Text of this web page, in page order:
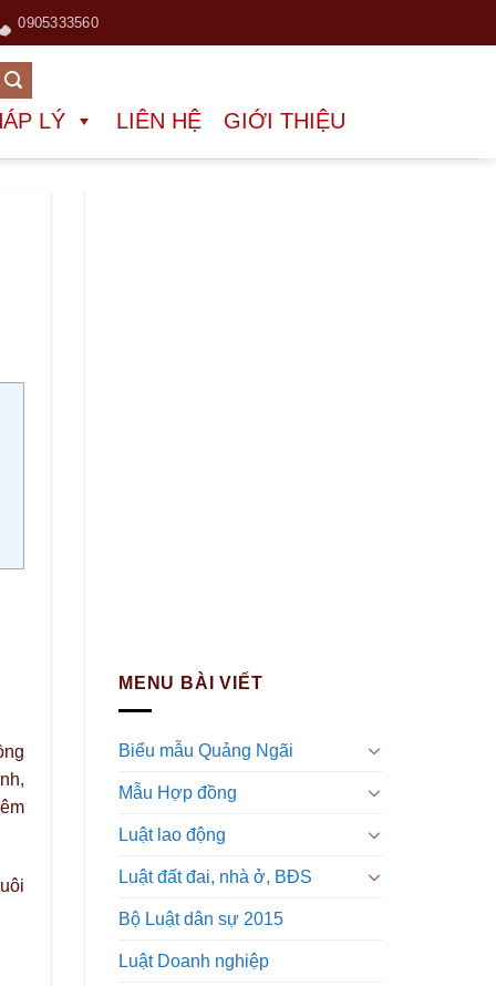
0905333560
LÝ LIÊN HỆ GIỚI THIỆU
MENU BÀI VIẾT
Biểu mẫu Quảng Ngãi
Mẫu Hợp đồng
Luật lao động
Luật đất đai, nhà ở, BĐS
Bộ Luật dân sự 2015
Luật Doanh nghiệp